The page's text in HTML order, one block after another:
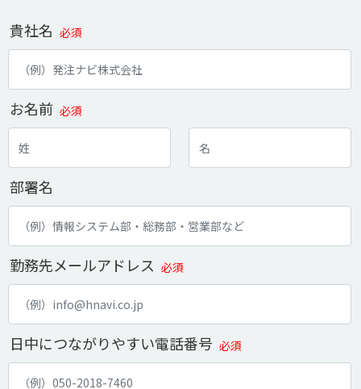
貴社名 必須
お名前 必須
部署名
勤務先メールアドレス 必須
日中につながりやすい電話番号 必須